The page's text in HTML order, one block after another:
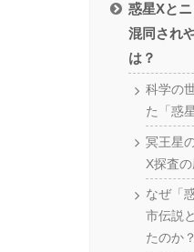
惑星Xと
混同され
は？
科学の
た「惑
冥王星
X探査の
なぜ「
市伝説
たのか？